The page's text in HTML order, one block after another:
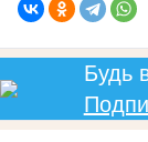
Будь